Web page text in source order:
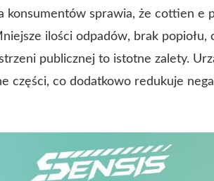
konsumentów sprawia, że cottien e
ilości odpadów, brak popiołu,
publicznej to istotne zalety.
części, co dodatkowo redukuje